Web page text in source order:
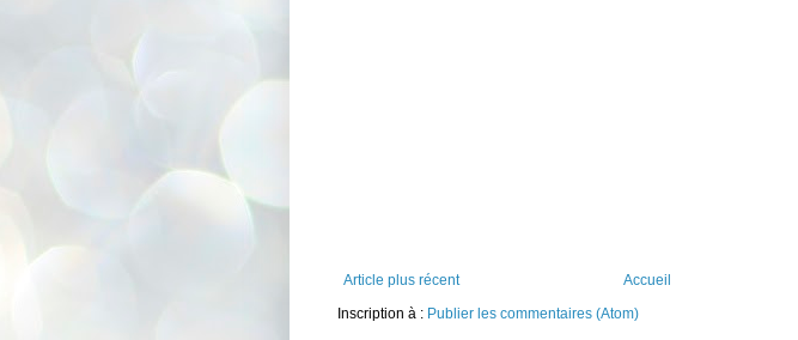
Article plus récent
Accueil
Inscription à : Publier les commentaires (Atom)